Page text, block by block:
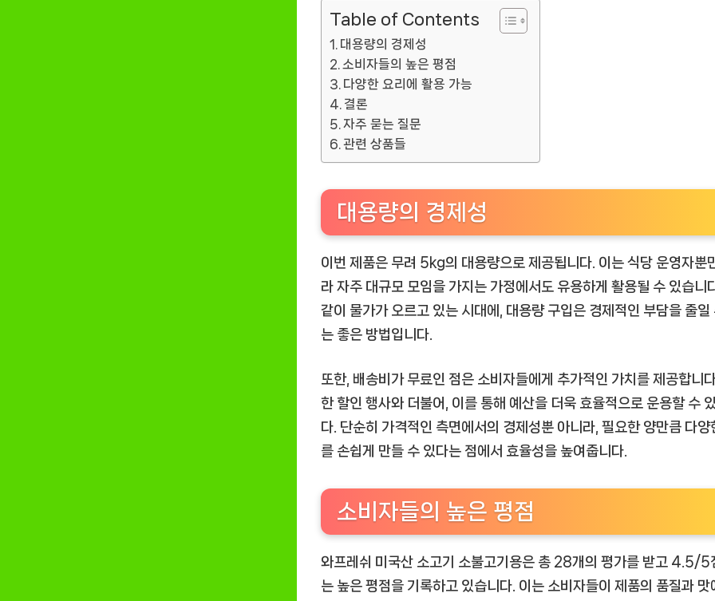
Table of Contents
대용량의 경제성
소비자들의 높은 평점
다양한 요리에 활용 가능
결론
자주 묻는 질문
관련 상품들
대용량의 경제성
이번 제품은 무려 5kg의 대용량으로 제공됩니다. 이는 식당 운영자뿐
라 자주 대규모 모임을 가지는 가정에서도 유용하게 활용될 수 있습니
같이 물가가 오르고 있는 시대에, 대용량 구입은 경제적인 부담을 줄일
는 좋은 방법입니다.
또한, 배송비가 무료인 점은 소비자들에게 추가적인 가치를 제공합니
한 할인 행사와 더불어, 이를 통해 예산을 더욱 효율적으로 운용할 수
다. 단순히 가격적인 측면에서의 경제성뿐 아니라, 필요한 양만큼 다양
를 손쉽게 만들 수 있다는 점에서 효율성을 높여줍니다.
소비자들의 높은 평점
와프레쉬 미국산 소고기 소불고기용은 총 28개의 평가를 받고 4.5/5
는 높은 평점을 기록하고 있습니다. 이는 소비자들이 제품의 품질과 맛